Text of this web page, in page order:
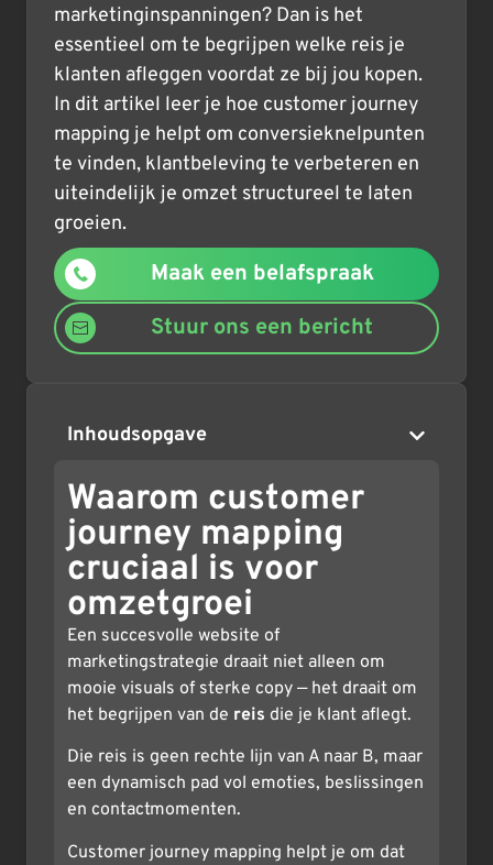
marketinginspanningen? Dan is het
essentieel om te begrijpen welke reis je
klanten afleggen voordat ze bij jou kopen.
In dit artikel leer je hoe customer journey
mapping je helpt om conversieknelpunten
te vinden, klantbeleving te verbeteren en
uiteindelijk je omzet structureel te laten
groeien.
Maak een belafspraak
Stuur ons een bericht
Inhoudsopgave
Waarom customer
journey mapping
cruciaal is voor
omzetgroei
Een succesvolle website of
marketingstrategie draait niet alleen om
mooie visuals of sterke copy — het draait om
het begrijpen van de reis die je klant aflegt.
Die reis is geen rechte lijn van A naar B, maar
een dynamisch pad vol emoties, beslissingen
en contactmomenten.
Customer journey mapping helpt je om dat